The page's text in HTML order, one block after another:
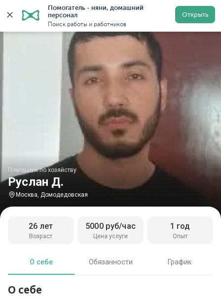
Помогатель - няни, домашний
персонал
Поиск работы и работников
Открыть
Главная Помощники по хозяйству Помощник по
Руслан Д.
Помощник по хозяйству
Москва, Домодедовская
Возраст
26 лет
Цена услуги
5000 руб/час
Опыт
1 год
О себе Обязанности График
О себе